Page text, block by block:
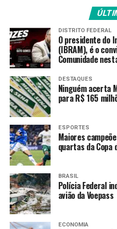
ter ações para apoiar essa
muito positiva para a
respondeu Padilha ao ser
daAgência Brasil.
Autor de uma das propostas
aprovado, que apresentou
o ministro classificou a
conquista histórica cuja
reorganização das
tende a ser positivo para a
“Esta é uma daquelas leis
Sistema Único de Saúde,
positivas para a própria
passou a ser obrigatório que
acompanhante. Muita gente
impossível, que os hospitais
DISTRITO FEDERAL
O presidente do
(IBRAM), é o
Comunidade
DESTAQUES
Ninguém acerta
para R$ 165
ESPORTES
Maiores
quartas da Copa
BRASIL
Polícia Federal
avião da Voepass
ECONOMIA